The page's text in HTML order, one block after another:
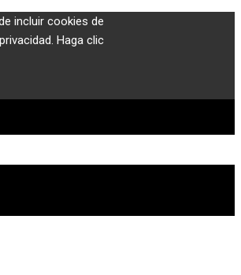
incluir cookies de
Haga clic